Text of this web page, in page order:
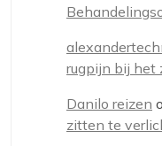
rugpijn bij het
Danilo reizen
zitten te